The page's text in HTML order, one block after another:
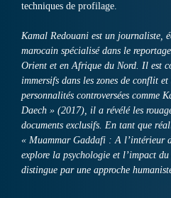
techniques de profilage.
Kamal Redouani est un journaliste,
marocain spécialisé dans le
Orient et en Afrique du Nord. Il est
immersifs dans les zones de conflit et
personnalités controversées comme
Daech » (2017), il a révélé les
documents exclusifs. En tant que
« Muammar Gaddafi : A l’intérieur
explore la psychologie et l’impact
distingue par une approche